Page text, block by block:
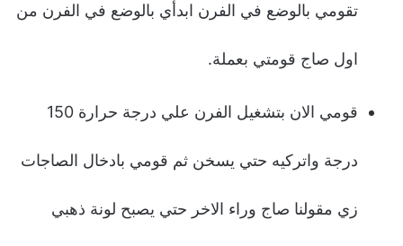
تقومي بالوضع في الفرن ابدأي بالوضع في الفرن من
اول صاج قومتي بعملة.
قومي الان بتشغيل الفرن علي درجة حرارة 150
درجة واتركيه حتي يسخن ثم قومي بادخال الصاجات
زي مقولنا صاج وراء الاخر حتي يصبح لونة ذهبي